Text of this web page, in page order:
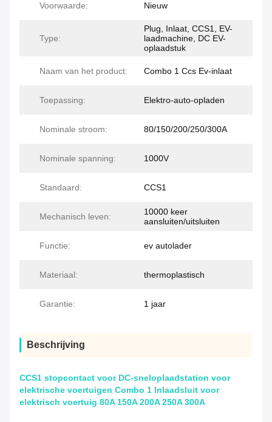
Voorwaarde: Nieuw
Type:
Plug, Inlaat, CCS1, EV-
laadmachine, DC EV-
oplaadstuk
Naam van het product: Combo 1 Ccs Ev-inlaat
Toepassing: Elektro-auto-opladen
Nominale stroom: 80/150/200/250/300A
Nominale spanning: 1000V
Standaard: CCS1
Mechanisch leven:
10000 keer
aansluiten/uitsluiten
Functie: ev autolader
Materiaal: thermoplastisch
Garantie: 1 jaar
Beschrijving
CCS1 stopcontact voor DC-sneloplaadstation voor
elektrische voertuigen Combo 1 Inlaadsluit voor
elektrisch voertuig 80A 150A 200A 250A 300A